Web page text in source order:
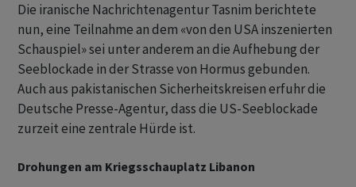
Die iranische Nachrichtenagentur Tasnim berichtete
nun, eine Teilnahme an dem «von den USA inszenierten
Schauspiel» sei unter anderem an die Aufhebung der
Seeblockade in der Strasse von Hormus gebunden.
Auch aus pakistanischen Sicherheitskreisen erfuhr die
Deutsche Presse-Agentur, dass die US-Seeblockade
zurzeit eine zentrale Hürde ist.
Drohungen am Kriegsschauplatz Libanon